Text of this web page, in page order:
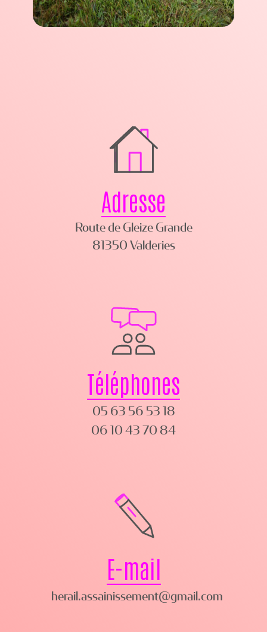
Adresse
Route de Gleize Grande
81350 Valderies
Téléphones
05 63 56 53 18
06 10 43 70 84
E-mail
herail.assainissement@gmail.com